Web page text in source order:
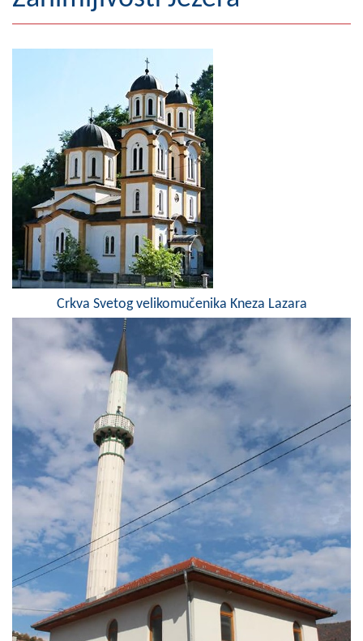
Geografija
Naseljena mjesta
Zanimljivosti
Fotogalerija
NAČELNIK
O Načelniku
Zamjenik načelnika
Izvještaj o radu načelnika
SKUPŠTINA
Statut Opštine
Skupštinsko vijeće opštine jezero
Sastav Skupštine
Službeni Glasnici
OPŠTINSKA UPRAVA
INFO
Vijesti
Aktivnosti
Javni pozivi
Crkva Svetog velikomučenika Kneza Lazara